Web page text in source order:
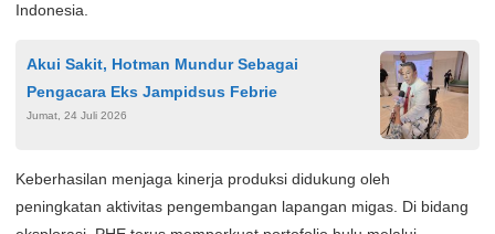
Indonesia.
Akui Sakit, Hotman Mundur Sebagai
Pengacara Eks Jampidsus Febrie
Jumat, 24 Juli 2026
Keberhasilan menjaga kinerja produksi didukung oleh
peningkatan aktivitas pengembangan lapangan migas. Di bidang